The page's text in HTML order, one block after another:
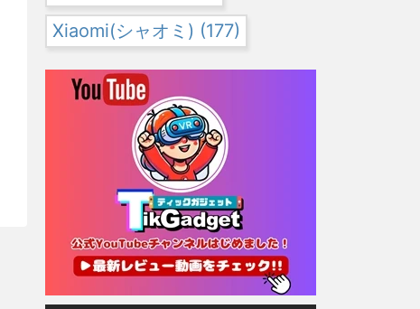
Xiaomi(シャオミ) (177)